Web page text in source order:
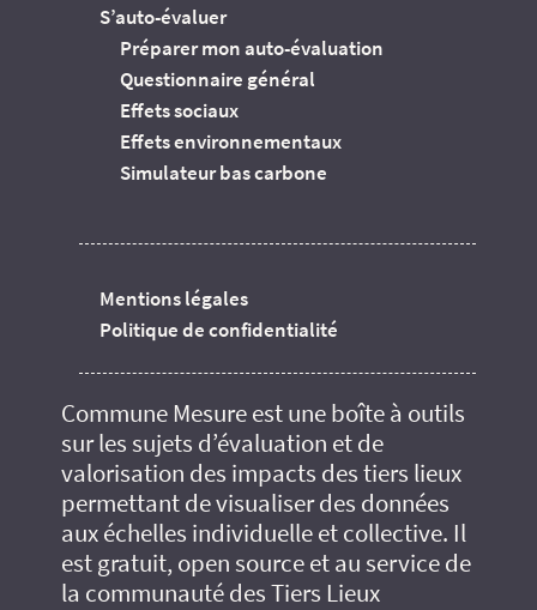
S’auto-évaluer
Préparer mon auto-évaluation
Questionnaire général
Effets sociaux
Effets environnementaux
Simulateur bas carbone
Mentions légales
Politique de confidentialité
Commune Mesure est une boîte à outils
sur les sujets d’évaluation et de
valorisation des impacts des tiers lieux
permettant de visualiser des données
aux échelles individuelle et collective. Il
est gratuit, open source et au service de
la communauté des Tiers Lieux